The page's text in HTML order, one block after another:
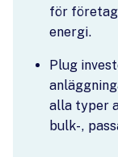
för
energi.
Plug
alla typer
bulk-,